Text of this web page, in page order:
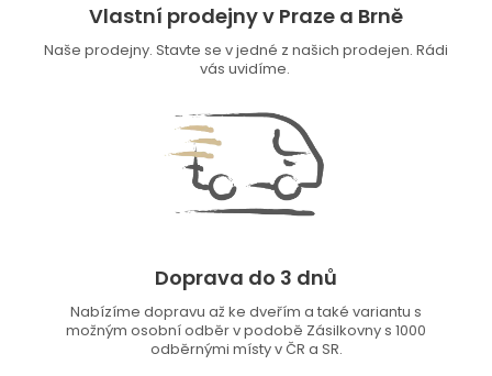
Vlastní prodejny v Praze a Brně
Naše prodejny. Stavte se v jedné z našich prodejen. Rádi
vás uvidíme.
Doprava do 3 dnů
Nabízíme dopravu až ke dveřím a také variantu s
možným osobní odběr v podobě Zásilkovny s 1000
odběrnými místy v ČR a SR.